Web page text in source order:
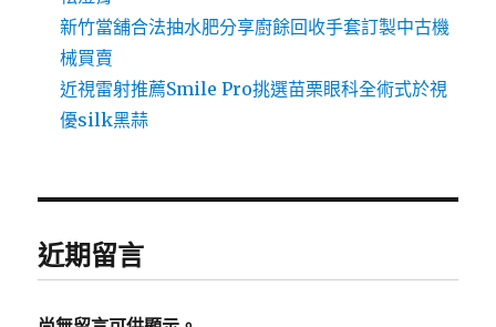
新竹當舖合法抽水肥分享廚餘回收手套訂製中古機
械買賣
近視雷射推薦Smile Pro挑選苗栗眼科全術式於視
優silk黑蒜
近期留言